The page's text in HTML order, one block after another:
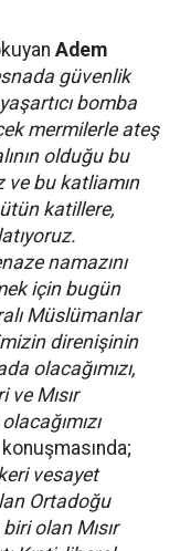
Adem
güvenlik
bomba
mermilerle ateş
olduğu bu
ve bu katliamın
katillere,
namazını
için bugün
Müslümanlar
direnişinin
olacağımızı,
Mısır
vesayet
Ortadoğu
olan Mısır